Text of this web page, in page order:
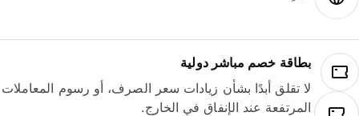
بطاقة خصم مباشر دولية
لا تقلق أبدًا بشأن زيادات سعر الصرف، أو رسوم المعاملات
المرتفعة عند الإنفاق في الخارج.